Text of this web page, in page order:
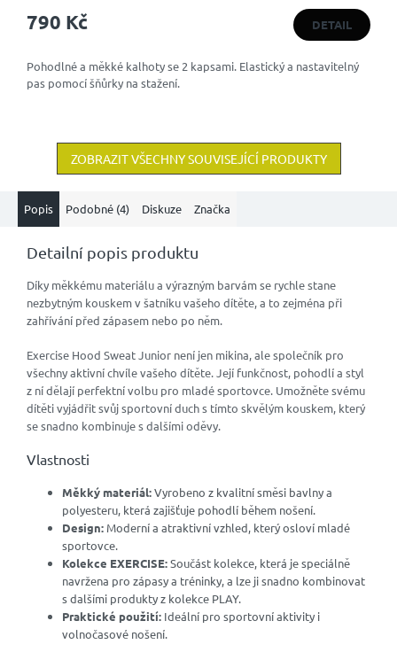
790 Kč DETAIL
Pohodlné a měkké kalhoty se 2 kapsami. Elastický a nastavitelný
pas pomocí šňůrky na stažení.
ZOBRAZIT VŠECHNY SOUVISEJÍCÍ PRODUKTY
Popis Podobné (4) Diskuze Značka
Detailní popis produktu
Díky měkkému materiálu a výrazným barvám se rychle stane
nezbytným kouskem v šatníku vašeho dítěte, a to zejména při
zahřívání před zápasem nebo po něm.
Exercise Hood Sweat Junior není jen mikina, ale společník pro
všechny aktivní chvíle vašeho dítěte. Její funkčnost, pohodlí a styl
z ní dělají perfektní volbu pro mladé sportovce. Umožněte svému
dítěti vyjádřit svůj sportovní duch s tímto skvělým kouskem, který
se snadno kombinuje s dalšími oděvy.
Vlastnosti
Měkký materiál:Vyrobeno z kvalitní směsi bavlny a
polyesteru, která zajišťuje pohodlí během nošení.
Design: Moderní a atraktivní vzhled, který osloví mladé
sportovce.
Kolekce EXERCISE:Součást kolekce, která je speciálně
navržena pro zápasy a tréninky, a lze ji snadno kombinovat
s dalšími produkty z kolekce PLAY.
Praktické použití: Ideální pro sportovní aktivity i
volnočasové nošení.